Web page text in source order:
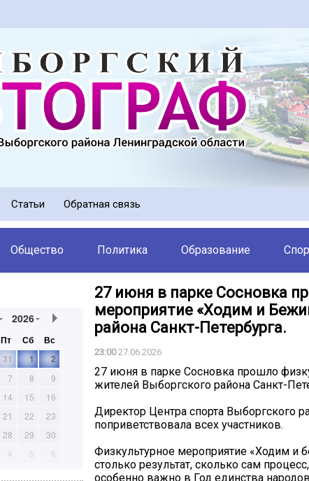
Статьи Обратная связь
Общество Политика Образование
2026
Пт Сб
Вс
31 1
2
7 8
9
14 15
16
21 22
23
28 29
30
4 5 6
27 июня в парке Сосновка
мероприятие «Ходим и
района Санкт-Петербурга.
23:0027.06.2026
27 июня в парке Сосновка прошло
жителей Выборгского района Санкт-
Директор Центра спорта Выборгского
поприветствовала всех участников.
Физкультурное мероприятие «Ходим и
столько результат, сколько сам
особенно важно в Год единства